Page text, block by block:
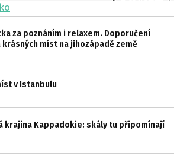
za poznáním i relaxem. Doporučení
míst na jihozápadě země
v Istanbulu
krajina Kappadokie: skály tu připomínají